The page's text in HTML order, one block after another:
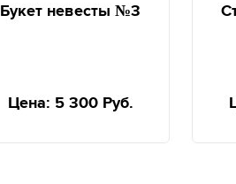
Букет невесты №3
Цена: 5 300 Руб.